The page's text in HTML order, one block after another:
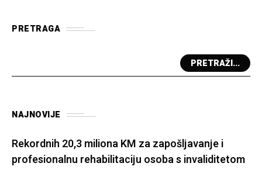
PRETRAGA
PRETRAŽI...
NAJNOVIJE
Rekordnih 20,3 miliona KM za zapošljavanje i
profesionalnu rehabilitaciju osoba s invaliditetom